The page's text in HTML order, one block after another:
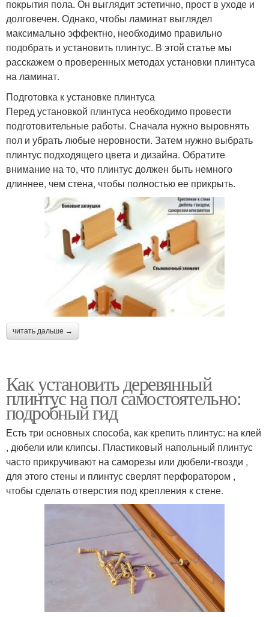
покрытия пола. Он выглядит эстетично, прост в уходе и
долговечен. Однако, чтобы ламинат выглядел
максимально эффектно, необходимо правильно
подобрать и установить плинтус. В этой статье мы
расскажем о проверенных методах установки плинтуса
на ламинат.
Подготовка к установке плинтуса
Перед установкой плинтуса необходимо провести
подготовительные работы. Сначала нужно выровнять
пол и убрать любые неровности. Затем нужно выбрать
плинтус подходящего цвета и дизайна. Обратите
внимание на то, что плинтус должен быть немного
длиннее, чем стена, чтобы полностью ее прикрыть.
читать дальше →
Как установить деревянный
плинтус на пол самостоятельно:
подробный гид
Есть три основных способа, как крепить плинтус: на клей
, дюбели или клипсы. Пластиковый напольный плинтус
часто прикручивают на саморезы или дюбели-гвозди ,
для этого стены и плинтус сверлят перфоратором ,
чтобы сделать отверстия под крепления к стене.